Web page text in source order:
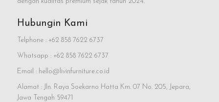
Hubungin Kami
Telphone : +62 858 7622 6737
Whatsapp : +62 858 7622 6737
Email : hello@livinfurniture.co.id
Alamat : Jln. Raya Soekarno Hatta Km. 07 No. 205, Jepara,
Jawa Tengah 59471